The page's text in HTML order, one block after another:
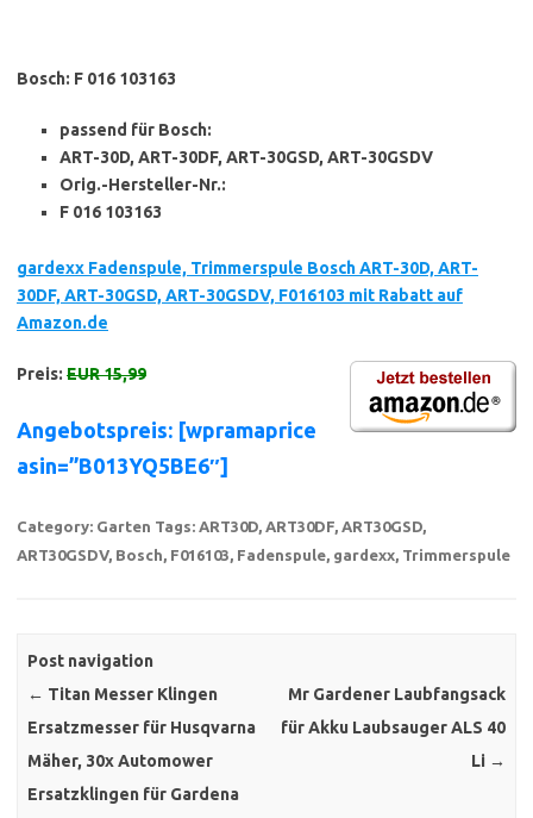
Bosch: F 016 103163
passend für Bosch:
ART-30D, ART-30DF, ART-30GSD, ART-30GSDV
Orig.-Hersteller-Nr.:
F 016 103163
gardexx Fadenspule, Trimmerspule Bosch ART-30D, ART-
30DF, ART-30GSD, ART-30GSDV, F016103 mit Rabatt auf
Amazon.de
Preis: EUR 15,99
Angebotspreis: [wpramaprice
asin=”B013YQ5BE6″]
Category: Garten Tags: ART30D ART30DF ART30GSD
ART30GSDV, Bosch F016103 Fadenspule gardexx Trimmerspule
Post navigation
← Titan Messer Klingen
Ersatzmesser für Husqvarna
Mäher, 30x Automower
Ersatzklingen für Gardena
Mr Gardener Laubfangsack
für Akku Laubsauger ALS 40
Li →